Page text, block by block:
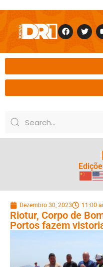
Dezembro 30, 2023 11:00
Riotur, Corpo de
Portos fazem